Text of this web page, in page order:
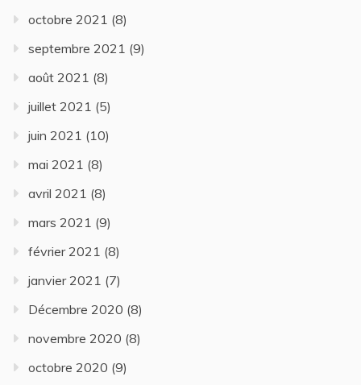
octobre 2021 (8)
septembre 2021 (9)
août 2021 (8)
juillet 2021 (5)
juin 2021 (10)
mai 2021 (8)
avril 2021 (8)
mars 2021 (9)
février 2021 (8)
janvier 2021 (7)
Décembre 2020 (8)
novembre 2020 (8)
octobre 2020 (9)